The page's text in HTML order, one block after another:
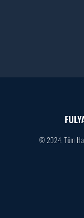
© 2024, Tüm